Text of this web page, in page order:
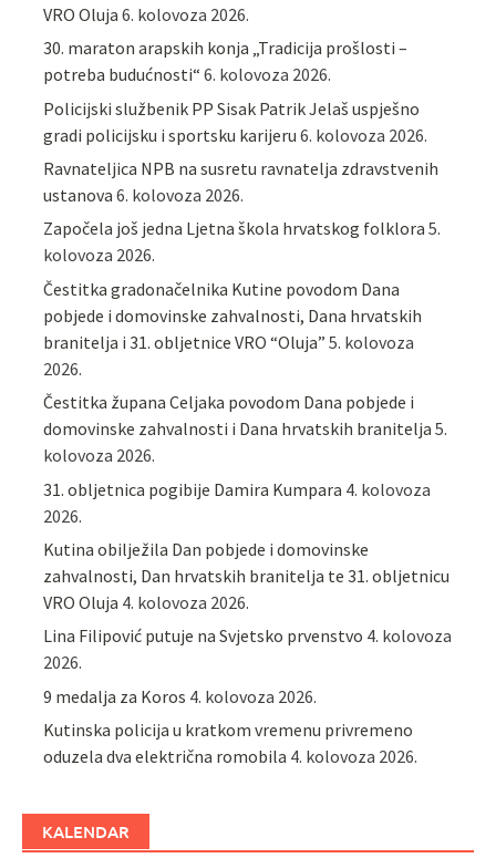
VRO Oluja 6. kolovoza 2026.
30. maraton arapskih konja „Tradicija prošlosti –
potreba budućnosti“ 6. kolovoza 2026.
Policijski službenik PP Sisak Patrik Jelaš uspješno
gradi policijsku i sportsku karijeru 6. kolovoza 2026.
Ravnateljica NPB na susretu ravnatelja zdravstvenih
ustanova 6. kolovoza 2026.
Započela još jedna Ljetna škola hrvatskog folklora 5.
kolovoza 2026.
Čestitka gradonačelnika Kutine povodom Dana
pobjede i domovinske zahvalnosti, Dana hrvatskih
branitelja i 31. obljetnice VRO “Oluja” 5. kolovoza
2026.
Čestitka župana Celjaka povodom Dana pobjede i
domovinske zahvalnosti i Dana hrvatskih branitelja 5.
kolovoza 2026.
31. obljetnica pogibije Damira Kumpara 4. kolovoza
2026.
Kutina obilježila Dan pobjede i domovinske
zahvalnosti, Dan hrvatskih branitelja te 31. obljetnicu
VRO Oluja 4. kolovoza 2026.
Lina Filipović putuje na Svjetsko prvenstvo 4. kolovoza
2026.
9 medalja za Koros 4. kolovoza 2026.
Kutinska policija u kratkom vremenu privremeno
oduzela dva električna romobila 4. kolovoza 2026.
KALENDAR